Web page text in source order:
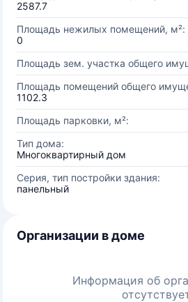
2587.7
Площадь нежилых помещений, м²:
0
Площадь зем. участка общего
Площадь помещений общего
1102.3
Площадь парковки, м²:
Тип дома:
Многоквартирный дом
Серия, тип постройки здания:
панельный
Организации в доме
Информация об